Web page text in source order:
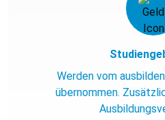
Werden vom
übernommen.